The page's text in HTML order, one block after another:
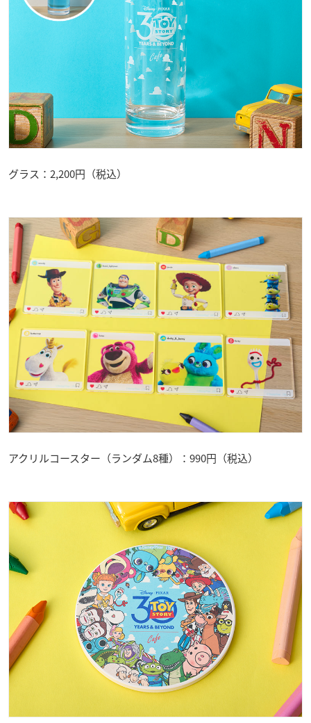
グラス：2,200円（税込）
アクリルコースター（ランダム8種）：990円（税込）